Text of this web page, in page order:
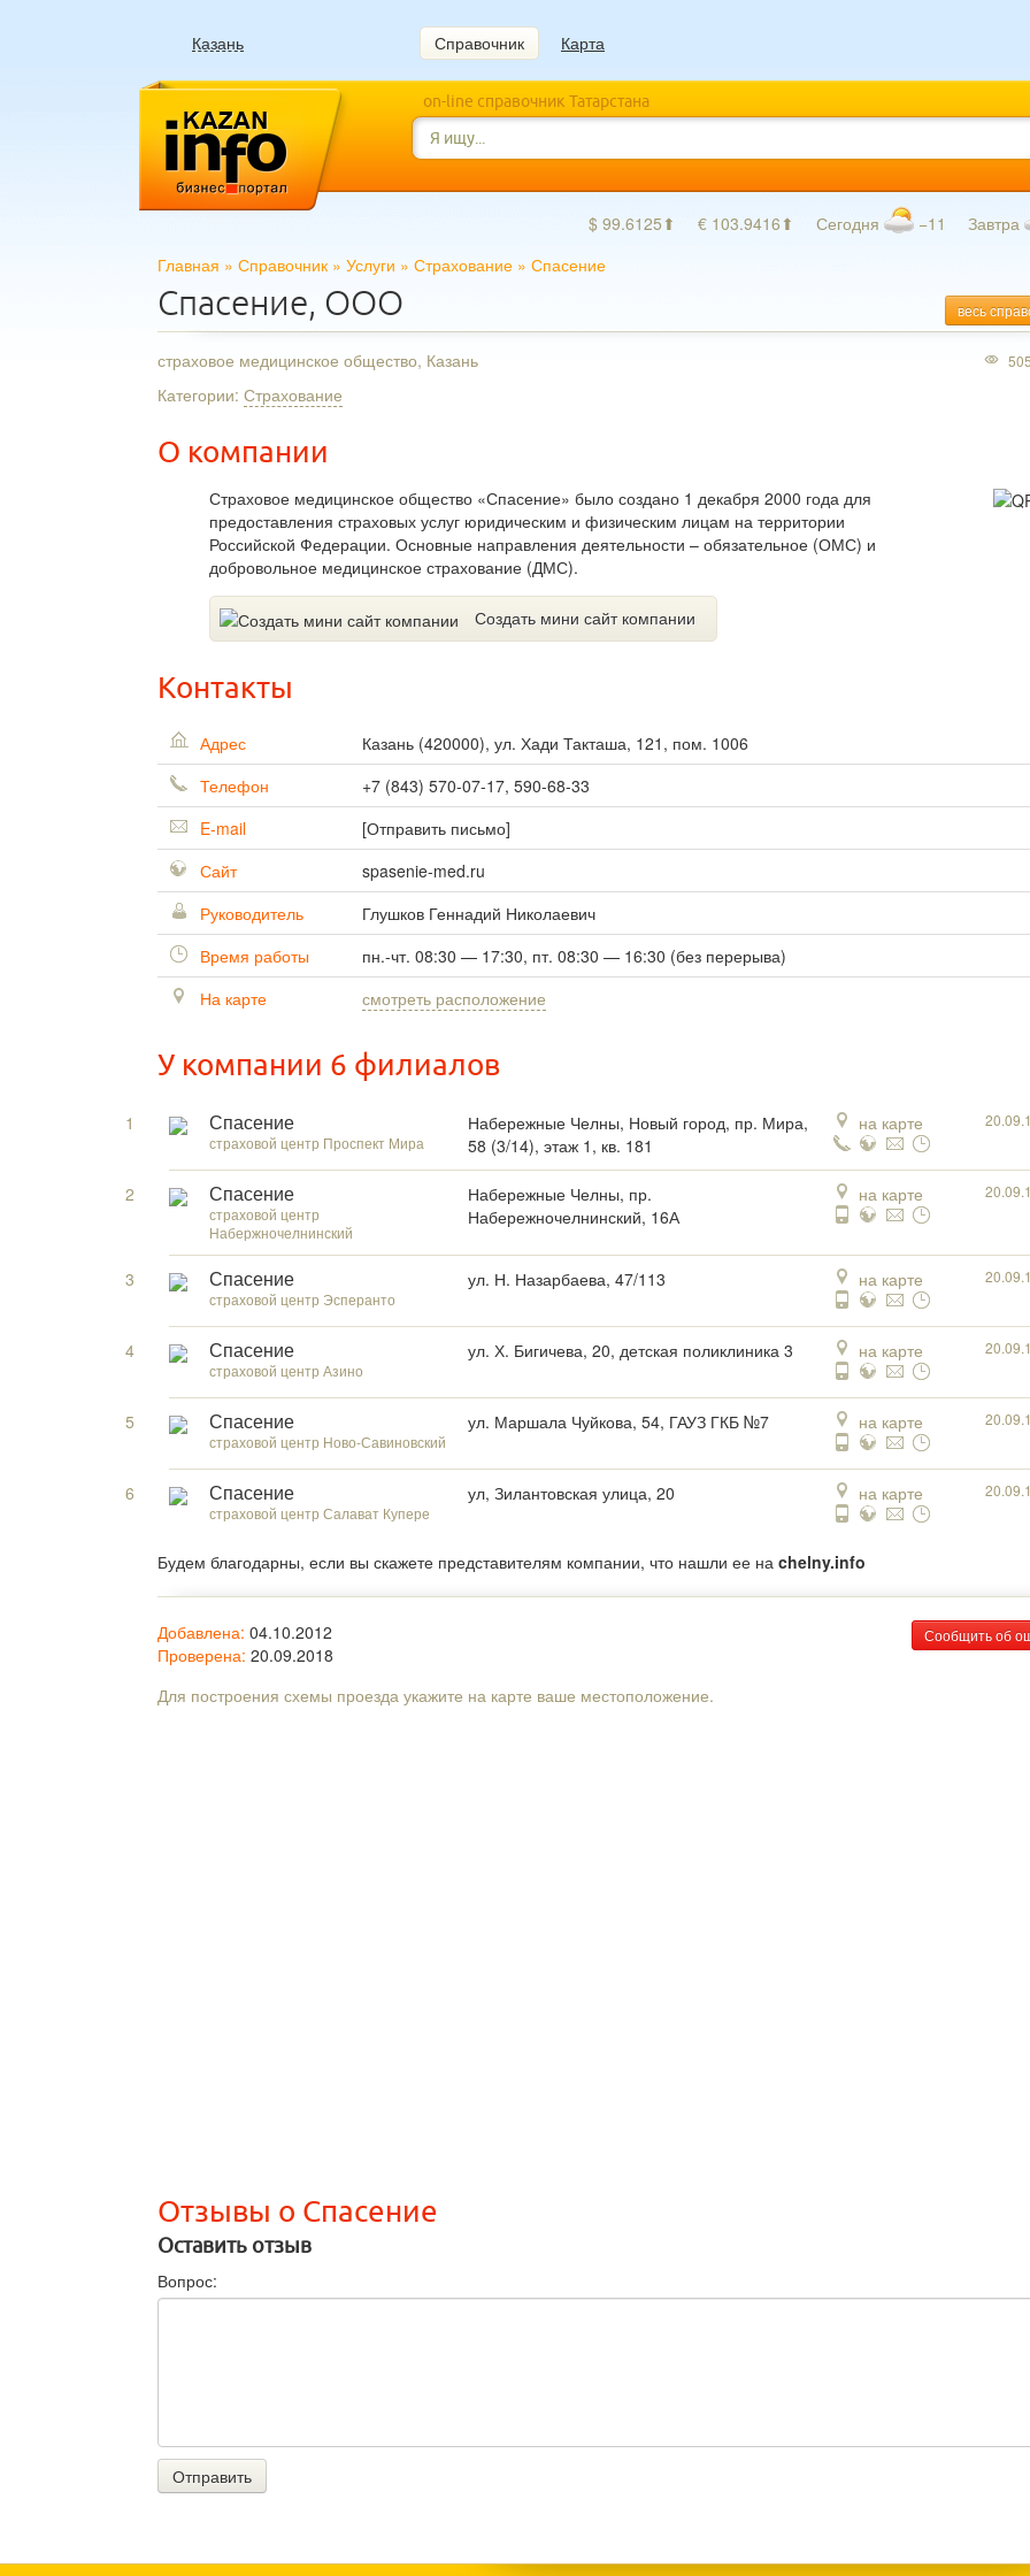
Казань Справочник Карта
on-line справочник Татарстана
$ 99.6125⬆ € 103.9416⬆ Сегодня −11 Завтра
Главная » Справочник » Услуги » Страхование » Спасение
весь
Спасение, ООО
страховое медицинское общество, Казань
Категории: Страхование
О компании
Страховое медицинское общество «Спасение» было создано 1 декабря 2000 года для
предоставления страховых услуг юридическим и физическим лицам на территории
Российской Федерации. Основные направления деятельности – обязательное (ОМС) и
добровольное медицинское страхование (ДМС).
Создать мини сайт компании
505
Контакты
Адрес Казань (420000), ул. Хади Такташа, 121, пом. 1006
Телефон
+7 (843) 570-07-17, 590-68-33
E-mail
[Отправить письмо]
Сайт
spasenie-med.ru
Руководитель
Глушков Геннадий Николаевич
Время работы
пн.-чт. 08:30 — 17:30, пт. 08:30 — 16:30 (без перерыва)
На карте
смотреть расположение
У компании 6 филиалов
1
Спасение
страховой центр Проспект Мира
Набережные Челны, Новый город, пр. Мира,
58 (3/14), этаж 1, кв. 181
на карте
2
Спасение
страховой центр
Набержночелнинский
Набережные Челны, пр.
Набережночелнинский, 16А
на карте
3
Спасение
страховой центр Эсперанто
ул. Н. Назарбаева, 47/113 на карте
4
Спасение
страховой центр Азино
ул. Х. Бигичева, 20, детская поликлиника 3 на карте
5
Спасение
страховой центр Ново-Савиновский
ул. Маршала Чуйкова, 54, ГАУЗ ГКБ №7 на карте
6
Спасение
страховой центр Салават Купере
ул, Зилантовская улица, 20 на карте
Будем благодарны, если вы скажете представителям компании, что нашли ее на chelny.info
Сообщить об
Добавлена: 04.10.2012
Проверена: 20.09.2018
Для построения схемы проезда укажите на карте ваше местоположение.
Отзывы о Спасение
Оставить отзыв
Вопрос:
Отправить